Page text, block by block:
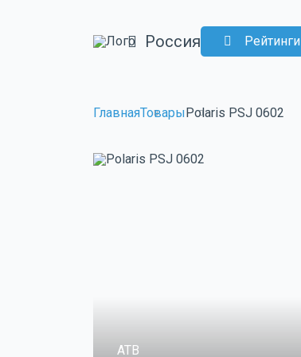
Россия Рейтинги
ГлавнаяТоварыPolaris PSJ 0602
ATB